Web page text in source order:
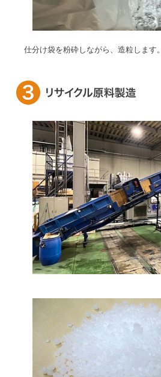
仕分け袋を粉砕しながら、造粒します。